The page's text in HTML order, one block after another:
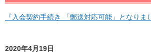
『入会契約手続き 「郵送対応可能」となりま
2020年4月19日